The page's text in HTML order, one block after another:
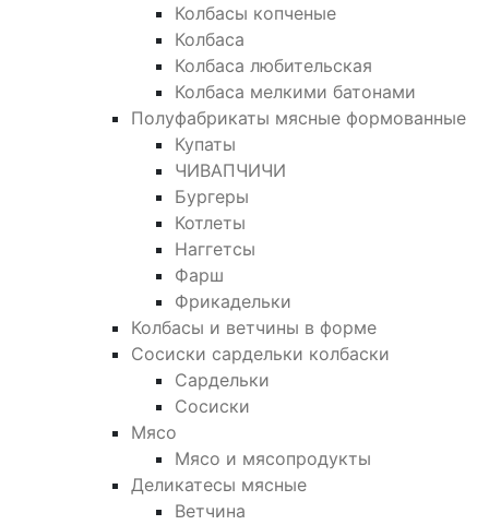
Колбасы копченые
Колбаса
Колбаса любительская
Колбаса мелкими батонами
Полуфабрикаты мясные формованные
Купаты
ЧИВАПЧИЧИ
Бургеры
Котлеты
Наггетсы
Фарш
Фрикадельки
Колбасы и ветчины в форме
Сосиски сардельки колбаски
Сардельки
Сосиски
Мясо
Мясо и мясопродукты
Деликатесы мясные
Ветчина